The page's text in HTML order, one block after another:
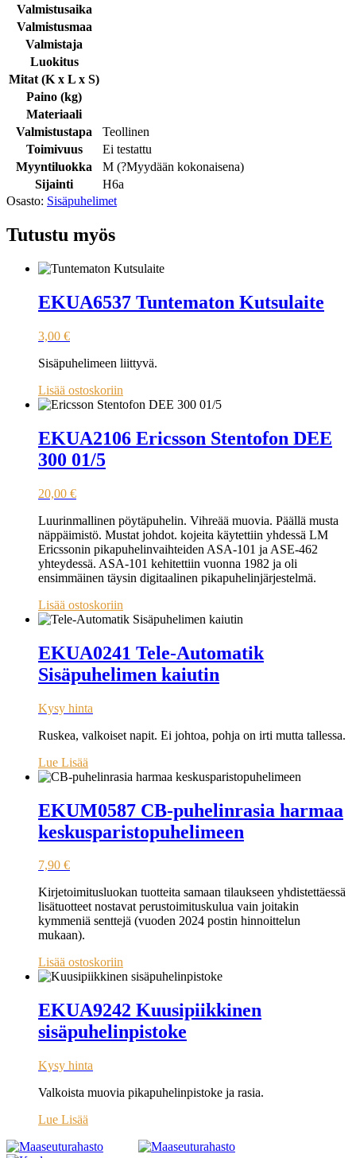
Valmistusaika
Valmistusmaa
Valmistaja
Luokitus
Mitat (K x L x S)
Paino (kg)
Materiaali
Valmistustapa
Teollinen
Toimivuus
Ei testattu
Myyntiluokka
M (?Myydään kokonaisena)
Sijainti
H6a
Osasto: Sisäpuhelimet
Tutustu myös
EKUA6537 Tuntematon Kutsulaite
3,00 €
Sisäpuhelimeen liittyvä.
Lisää ostoskoriin
EKUA2106 Ericsson Stentofon DEE
300 01/5
20,00 €
Luurinmallinen pöytäpuhelin. Vihreää muovia. Päällä musta
näppäimistö. Mustat johdot. kojeita käytettiin yhdessä LM
Ericssonin pikapuhelinvaihteiden ASA-101 ja ASE-462
yhteydessä. ASA-101 kehitettiin vuonna 1982 ja oli
ensimmäinen täysin digitaalinen pikapuhelinjärjestelmä.
Lisää ostoskoriin
EKUA0241 Tele-Automatik
Sisäpuhelimen kaiutin
Kysy hinta
Ruskea, valkoiset napit. Ei johtoa, pohja on irti mutta tallessa.
Lue Lisää
EKUM0587 CB-puhelinrasia harmaa
keskusparistopuhelimeen
7,90 €
Kirjetoimitusluokan tuotteita samaan tilaukseen yhdistettäessä
lisätuotteet nostavat perustoimituskulua vain joitakin
kymmeniä senttejä (vuoden 2024 postin hinnoittelun
mukaan).
Lisää ostoskoriin
EKUA9242 Kuusipiikkinen
sisäpuhelinpistoke
Kysy hinta
Valkoista muovia pikapuhelinpistoke ja rasia.
Lue Lisää